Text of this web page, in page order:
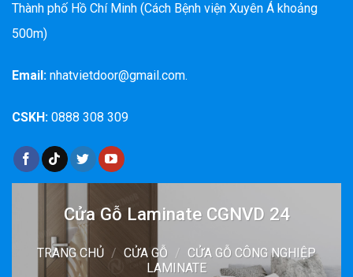
Thành phố Hồ Chí Minh (Cách Bệnh viện Xuyên Á khoảng
500m)
Email: nhatvietdoor@gmail.com.
CSKH: 0888 308 309
Cửa Gỗ Laminate CGNVD 24
TRANG CHỦ / CỬA GỖ / CỬA GỖ CÔNG NGHIỆP
LAMINATE